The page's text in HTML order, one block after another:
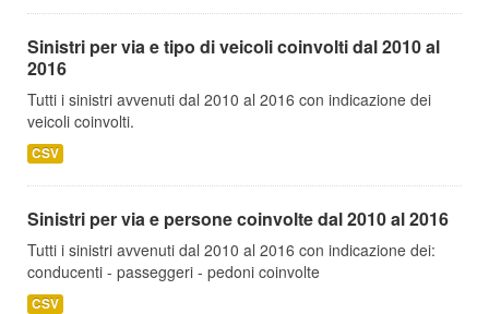
Sinistri per via e tipo di veicoli coinvolti dal 2010 al
2016
Tutti i sinistri avvenuti dal 2010 al 2016 con indicazione dei
veicoli coinvolti.
CSV
Sinistri per via e persone coinvolte dal 2010 al 2016
Tutti i sinistri avvenuti dal 2010 al 2016 con indicazione dei:
conducenti - passeggeri - pedoni coinvolte
CSV